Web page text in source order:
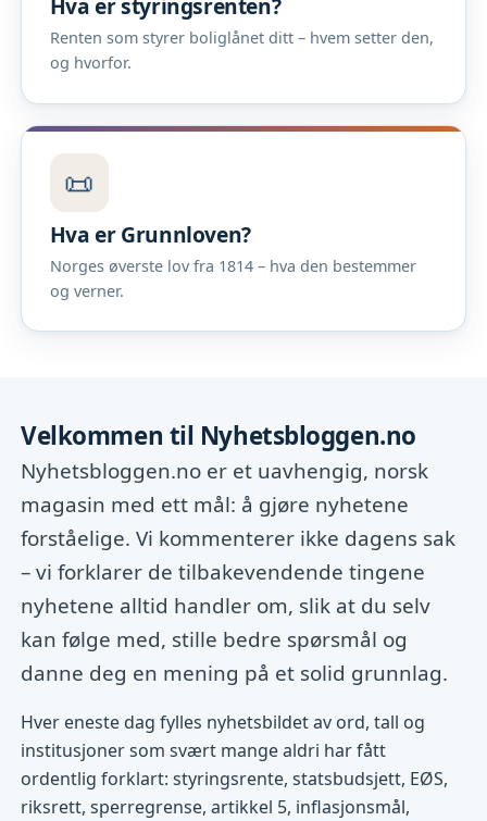
Hva er styringsrenten?
Renten som styrer boliglånet ditt – hvem setter den,
og hvorfor.
📜
Hva er Grunnloven?
Norges øverste lov fra 1814 – hva den bestemmer
og verner.
Velkommen til Nyhetsbloggen.no
Nyhetsbloggen.no er et uavhengig, norsk
magasin med ett mål: å gjøre nyhetene
forståelige. Vi kommenterer ikke dagens sak
– vi forklarer de tilbakevendende tingene
nyhetene alltid handler om, slik at du selv
kan følge med, stille bedre spørsmål og
danne deg en mening på et solid grunnlag.
Hver eneste dag fylles nyhetsbildet av ord, tall og
institusjoner som svært mange aldri har fått
ordentlig forklart: styringsrente, statsbudsjett, EØS,
riksrett, sperregrense, artikkel 5, inflasjonsmål,